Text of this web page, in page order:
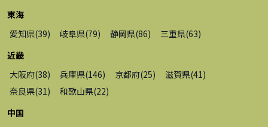
東海
愛知県(39) 岐阜県(79) 静岡県(86) 三重県(63)
近畿
大阪府(38) 兵庫県(146) 京都府(25) 滋賀県(41 )
奈良県(31 ) 和歌山県(22)
中国